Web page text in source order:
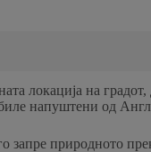
локација на
напуштени од
запре природното